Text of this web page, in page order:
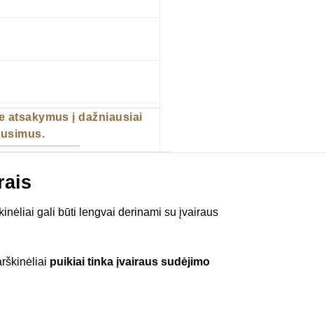
atsakymus į dažniausiai
gali būti lengvai derinami su įvairaus
puikiai tinka įvairaus sudėjimo